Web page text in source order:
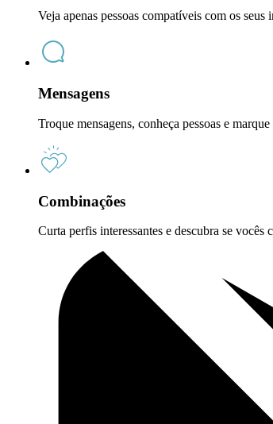
Veja apenas pessoas compatíveis com os seus
Mensagens
Troque mensagens, conheça pessoas e
Combinações
Curta perfis interessantes e descubra se vocês